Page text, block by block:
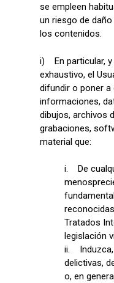
se empleen
un riesgo de
los contenidos.
i) En particular, y
exhaustivo, el
difundir o poner
informaciones,
dibujos, archivos
grabaciones,
material que:
i. De
Tratados
legislación
ii. Induzca,
delictivas,
o, en